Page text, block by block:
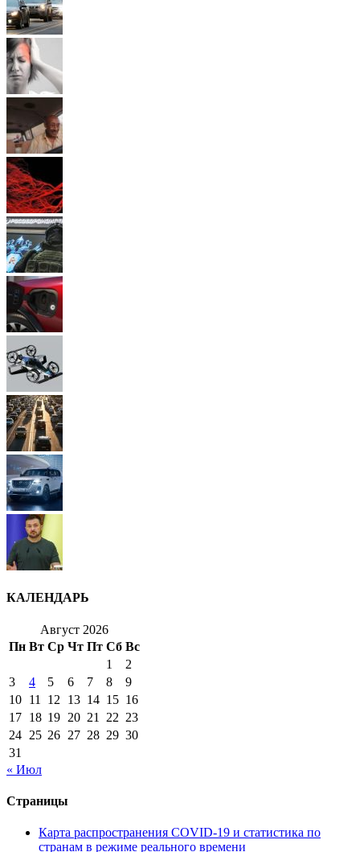
КАЛЕНДАРЬ
Август 2026
Пн Вт Ср Чт Пт Сб Вс
1
2
3
4 5 6 7 8
9
10 11 12 13 14 15 16
17 18 19 20 21 22 23
24 25 26 27 28 29 30
31
« Июл
Страницы
Карта распространения COVID-19 и статистика по
странам в режиме реального времени